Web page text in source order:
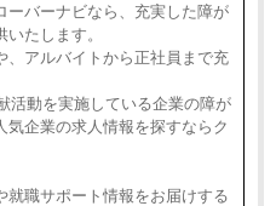
ーバーナビなら、充実した障が
たします。
、アルバイトから正社員まで充
活動を実施している企業の障が
企業の求人情報を探すならク
就職サポート情報をお届けする